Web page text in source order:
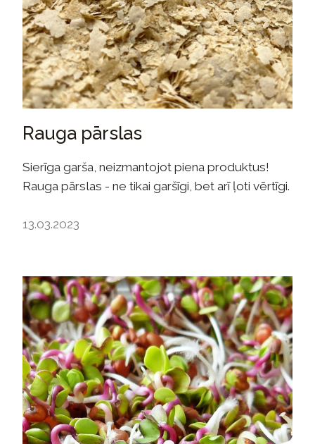
Rauga pārslas
Sierīga garša, neizmantojot piena produktus!
Rauga pārslas - ne tikai garšīgi, bet arī ļoti vērtīgi.
13.03.2023